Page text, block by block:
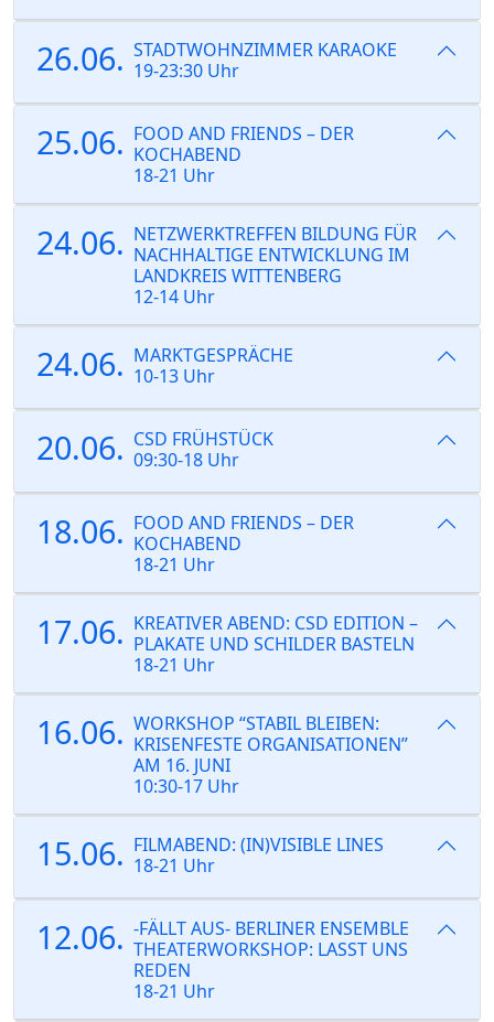
26.06. STADTWOHNZIMMER KARAOKE
19-23:30 Uhr
25.06. FOOD AND FRIENDS – DER
KOCHABEND
18-21 Uhr
24.06. NETZWERKTREFFEN BILDUNG FÜR
NACHHALTIGE ENTWICKLUNG IM
LANDKREIS WITTENBERG
12-14 Uhr
24.06. MARKTGESPRÄCHE
10-13 Uhr
20.06. CSD FRÜHSTÜCK
09:30-18 Uhr
18.06. FOOD AND FRIENDS – DER
KOCHABEND
18-21 Uhr
17.06. KREATIVER ABEND: CSD EDITION –
PLAKATE UND SCHILDER BASTELN
18-21 Uhr
16.06. WORKSHOP “STABIL BLEIBEN:
KRISENFESTE ORGANISATIONEN”
AM 16. JUNI
10:30-17 Uhr
15.06. FILMABEND: (IN)VISIBLE LINES
18-21 Uhr
12.06. -FÄLLT AUS- BERLINER ENSEMBLE
THEATERWORKSHOP: LASST UNS
REDEN
18-21 Uhr